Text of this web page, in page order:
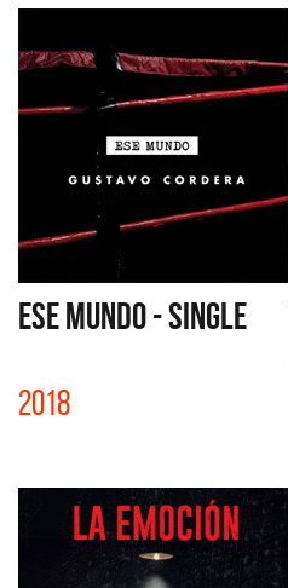
ESE MUNDO - SINGLE
2018